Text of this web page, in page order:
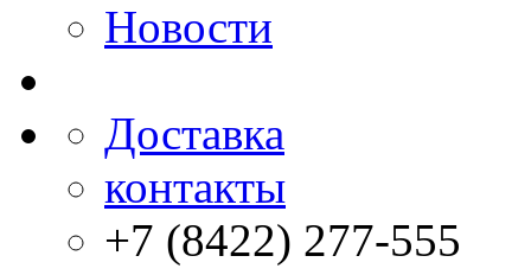
Новости
Доставка
контакты
+7 (8422) 277-555